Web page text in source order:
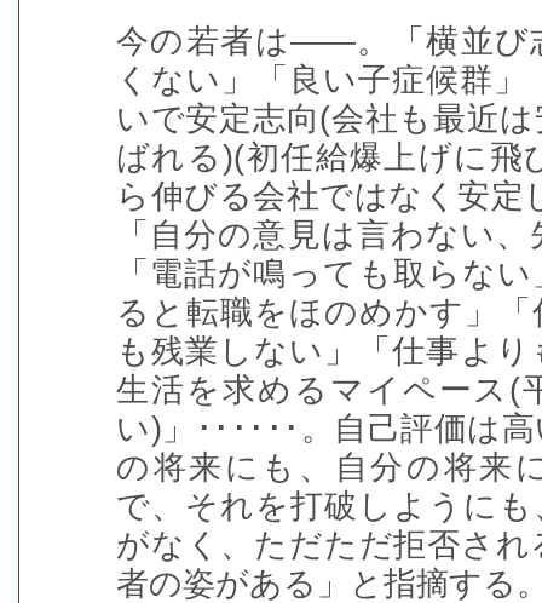
今の若者は――。「横並び
くない」「良い子症候群
いで安定志向(会社も最近
ばれる)(初任給爆上げに飛
ら伸びる会社ではなく安定
「自分の意見は言わない
「電話が鳴っても取らな
ると転職をほのめかす」
も残業しない」「仕事よ
生活を求めるマイペース (
い) 」 ･･････ 。自己評価は
の将来にも、自分の将来
で、それを打破しように
がなく、ただただ拒否さ
者の姿がある」と指摘する